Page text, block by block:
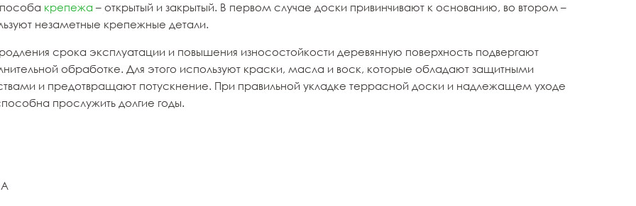
крепежа – открытый и закрытый. В первом случае доски привинчивают к основанию, во втором –
незаметные крепежные детали.
срока эксплуатации и повышения износостойкости деревянную поверхность подвергают
обработке. Для этого используют краски, масла и воск, которые обладают защитными
и предотвращают потускнение. При правильной укладке террасной доски и надлежащем уходе
прослужить долгие годы.